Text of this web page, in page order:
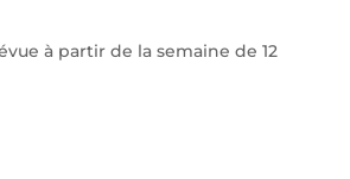
à partir de la semaine de 12